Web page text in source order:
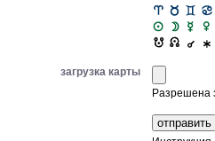
загрузка карты
Разрешена